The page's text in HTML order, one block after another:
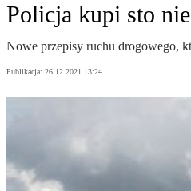
Policja kupi sto
Nowe przepisy ruchu drogowego,
Publikacja: 26.12.2021 13:24